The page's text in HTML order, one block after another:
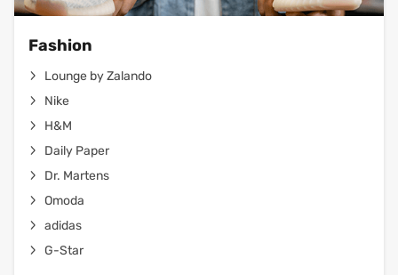
Fashion
Lounge by Zalando
Nike
H&M
Daily Paper
Dr. Martens
Omoda
adidas
G-Star